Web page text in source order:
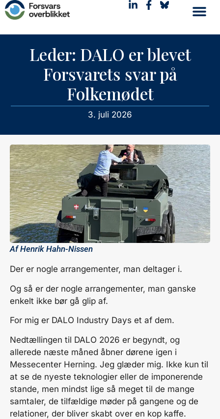
Leder: DALO er blevet
Forsvarets svar på
Folkemødet
3. juli 2026
AfHenrik Hahn-Nissen
Der er nogle arrangementer, man deltager i.
Og så er der nogle arrangementer, man ganske
enkelt ikke bør gå glip af.
For mig er DALO Industry Days et af dem.
Nedtællingen til DALO 2026 er begyndt, og
allerede næste måned åbner dørene igen i
Messecenter Herning. Jeg glæder mig. Ikke kun til
at se de nyeste teknologier eller de imponerende
stande, men mindst lige så meget til de mange
samtaler, de tilfældige møder på gangene og de
relationer, der bliver skabt over en kop kaffe.